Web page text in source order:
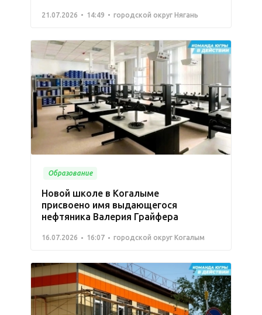
21.07.2026 14:49 городской округ Нягань
Образование
Новой школе в Когалыме
присвоено имя выдающегося
нефтяника Валерия Грайфера
16.07.2026 16:07 городской округ Когалым